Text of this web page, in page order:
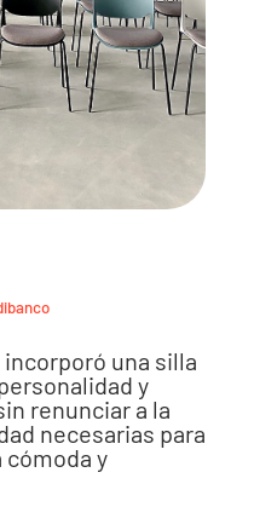
una silla
y
renunciar a la
necesarias para
y